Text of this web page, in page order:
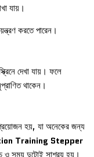
যায়।
করতে পারেন।
দেখা যায়। ফলে
থাকেন।
প্রয়োজন হয়, যা অনেকের জন্য
Training Stepper
ও সময় দুটোই সাশ্রয় হয়।